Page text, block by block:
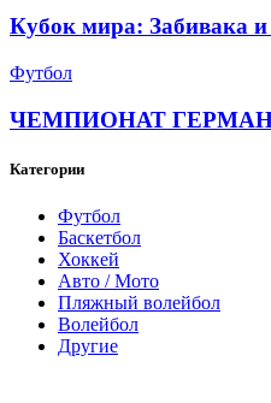
Кубок мира: Забивака и
Футбол
ЧЕМПИОНАТ
Категории
Футбол
Баскетбол
Хоккей
Авто / Мото
Пляжный волейбол
Волейбол
Другие